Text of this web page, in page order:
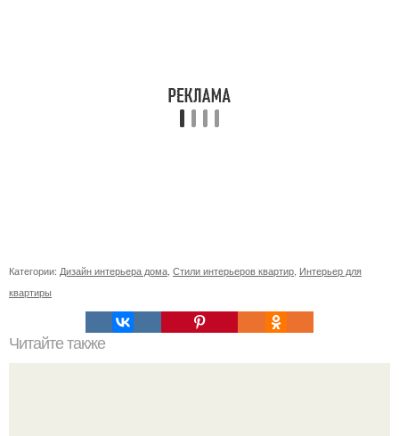
Категории: Дизайн интерьера дома Стили интерьеров квартир Интерьер для
квартиры
Читайте также